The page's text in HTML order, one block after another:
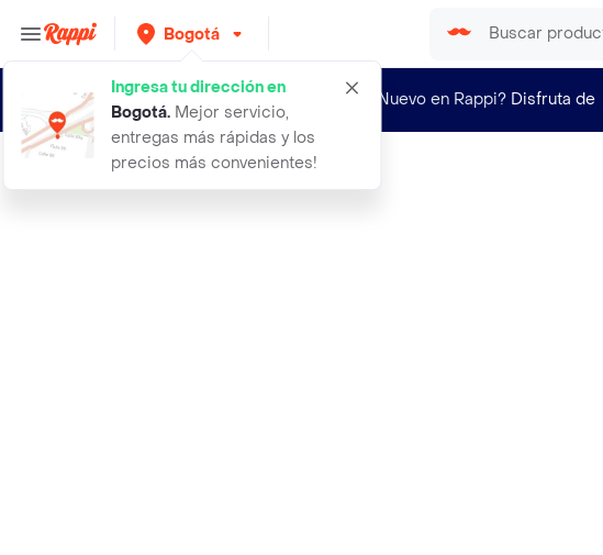
Bogotá
Ingresa tu dirección en
Bogotá. Mejor servicio,
entregas más rápidas y los
precios más convenientes!
¿Nuevo en Rappi? Disfruta de
72 sobres x7 laminas cu mundial pan